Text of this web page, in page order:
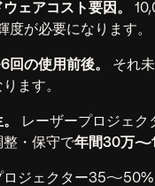
ェアコスト要因。
が必要になります。
回の使用前後。
それ
ます。
レーザープロジェ
整・保守で年間30万〜
ロジェクター35〜